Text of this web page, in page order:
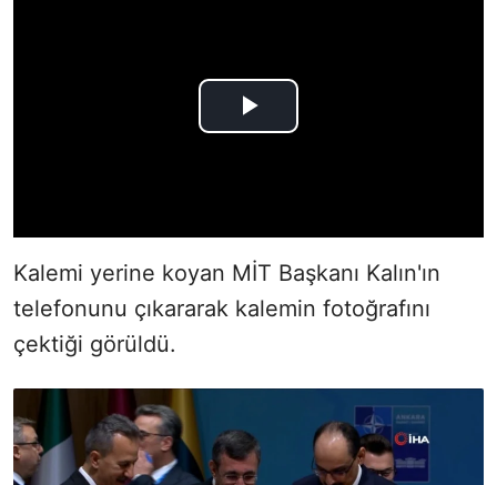
Kalemi yerine koyan MİT Başkanı Kalın'ın
telefonunu çıkararak kalemin fotoğrafını
çektiği görüldü.